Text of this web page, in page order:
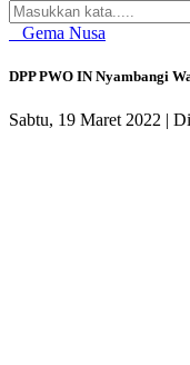
Gema Nusa
DPP PWO IN Nyambangi
Sabtu, 19 Maret 2022 |